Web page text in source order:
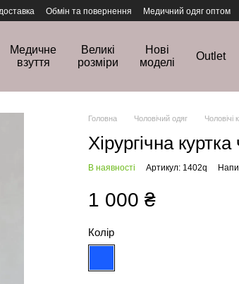
Обмін та повернення Медичний одяг оптом
Медичне
взуття
Великі
розміри
Нові
моделі
Outlet
Головна Чоловічий одяг Чоловічі
Хірургічна
В наявності Артикул: 1402q
1 000 ₴
Колір